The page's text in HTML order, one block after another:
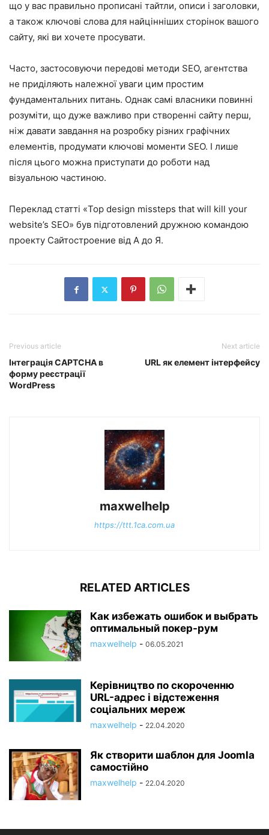
що у вас правильно прописані тайтли, описи і заголовки,
а також ключові слова для найцінніших сторінок вашого
сайту, які ви хочете просувати.
Часто, застосовуючи передові методи SEO, агентства
не приділяють належної уваги цим простим
фундаментальних питань. Однак самі власники повинні
розуміти, що дуже важливо при створенні сайту перш,
ніж давати завдання на розробку різних графічних
елементів, продумати ключові моменти SEO. І лише
після цього можна приступати до роботи над
візуальною частиною.
Переклад статті «Top design missteps that will kill your
website’s SEO» був підготовлений дружною командою
проекту Сайтостроение від А до Я.
Previous article
Інтеграція CAPTCHA в
форму реєстрації
WordPress
Next article
URL як елемент інтерфейсу
maxwelhelp
https://ttt.1ca.com.ua
RELATED ARTICLES
Как избежать ошибок и выбрать
оптимальный покер-рум
maxwelhelp - 06.05.2021
Керівництво по скороченню
URL-адрес і відстеження
соціальних мереж
maxwelhelp - 22.04.2020
Як створити шаблон для Joomla
самостійно
maxwelhelp - 22.04.2020